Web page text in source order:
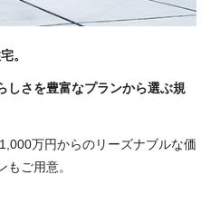
。
しさを豊富なプランから選ぶ規
1,000万円からのリーズナブルな価
ご用意。